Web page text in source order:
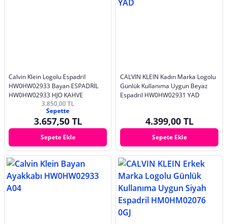
Calvin Klein Logolu Espadril
HW0HW02933 Bayan ESPADRİL
HW0HW02933 HJO KAHVE
3.850,00 TL
Sepette
3.657,50 TL
Sepete Ekle
CALVIN KLEIN Kadın Marka Logolu
Günlük Kullanıma Uygun Beyaz
Espadril HW0HW02931 YAD
4.399,00 TL
Sepete Ekle